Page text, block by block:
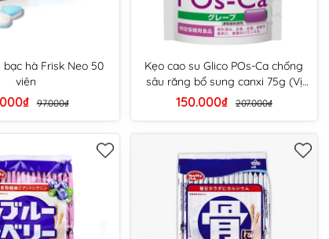
hà Frisk Neo 50
viên
97.000₫
Kẹo cao su Glico POs-Ca chống
sâu răng bổ sung canxi 75g (Vị
nho)
150.000₫ 207.000₫